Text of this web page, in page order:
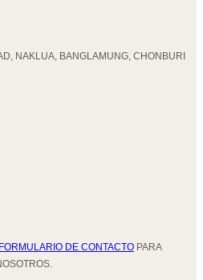
NAKLUA, BANGLAMUNG, CHONBURI
FORMULARIO DE CONTACTO PARA